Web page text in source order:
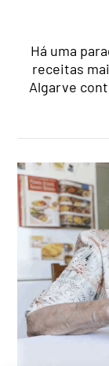
Há uma
receitas
Algarve